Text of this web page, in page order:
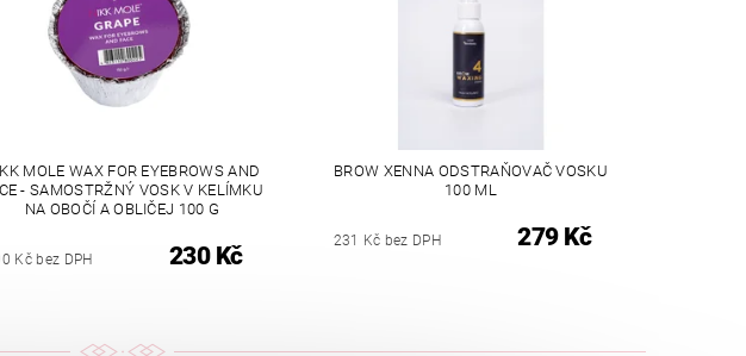
MOLE WAX FOR EYEBROWS AND
- SAMOSTRŽNÝ VOSK V KELÍMKU
NA OBOČÍ A OBLIČEJ 100 G
Kč bez DPH 230 Kč
BROW XENNA ODSTRAŇOVAČ VOSKU
100 ML
231 Kč bez DPH 279 Kč